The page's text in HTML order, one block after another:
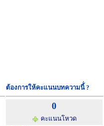
ต้องการให้คะแนนบทความนี้่ ?
0
คะแนนโหวด